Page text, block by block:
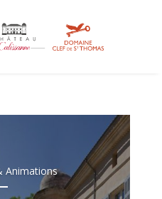
Animations